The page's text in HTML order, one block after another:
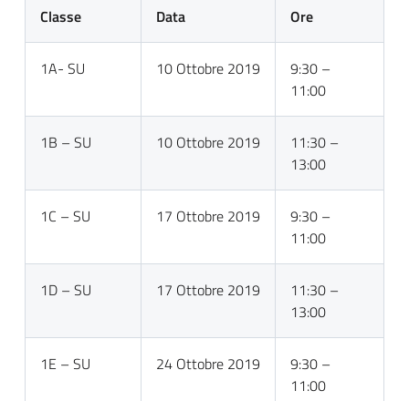
Classe Data Ore
1A- SU 10 Ottobre 2019
9:30 –
11:00
1B – SU 10 Ottobre 2019
11:30 –
13:00
1C – SU 17 Ottobre 2019
9:30 –
11:00
1D – SU 17 Ottobre 2019
11:30 –
13:00
1E – SU 24 Ottobre 2019
9:30 –
11:00